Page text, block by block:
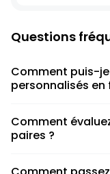
Questions
Comment puis-
personnalisés
pour déterminer la
en dessous, au-
Comment
paires ?